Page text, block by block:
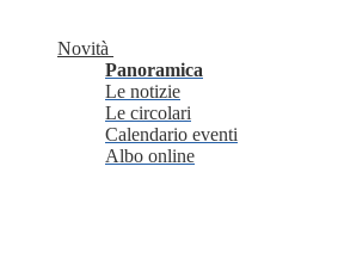
Novità
Panoramica
Le notizie
Le circolari
Calendario eventi
Albo online